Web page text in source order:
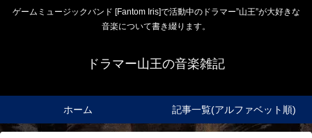
ゲームミュージックバンド [Fantom Iris]で活動中のドラマー”山王”が大好きな
音楽について書き綴ります。
ドラマー山王の音楽雑記
ホーム 記事一覧(アルファベット順)